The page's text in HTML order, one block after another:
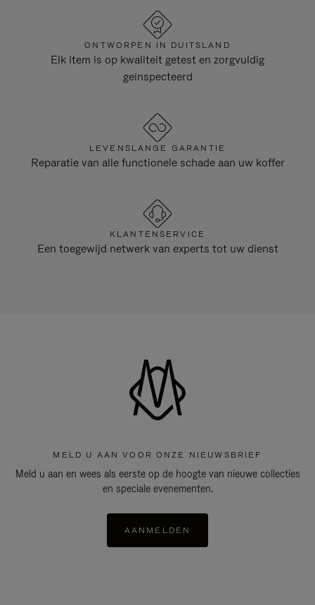
ONTWORPEN IN DUITSLAND
Elk item is op kwaliteit getest en zorgvuldig
geïnspecteerd
LEVENSLANGE GARANTIE
Reparatie van alle functionele schade aan uw koffer
KLANTENSERVICE
Een toegewijd netwerk van experts tot uw dienst
MELD U AAN VOOR ONZE NIEUWSBRIEF
Meld u aan en wees als eerste op de hoogte van nieuwe collecties
en speciale evenementen.
AANMELDEN